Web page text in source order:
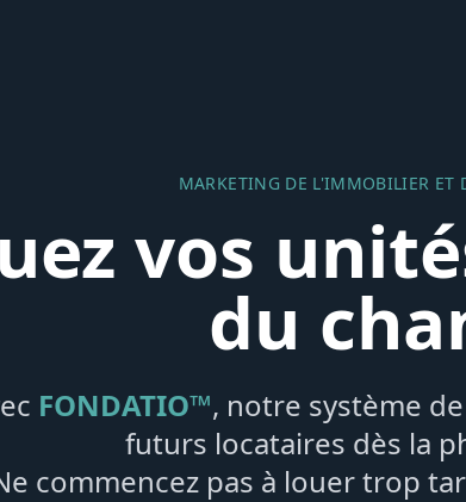
MARKETING DE L'IMMOBILIER ET
vos
du
FONDATIO™, notre système
futurs locataires dès la
commencez pas à louer trop